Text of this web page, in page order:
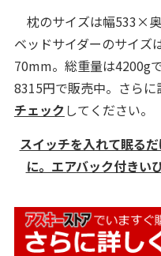
枕のサイズは幅533×
ベッドサイダーのサイ
70mm。総重量は4200gで
8315円で販売中。さらに
チェックしてください。
スイッチを入れて眠る
に。エアバック付きい